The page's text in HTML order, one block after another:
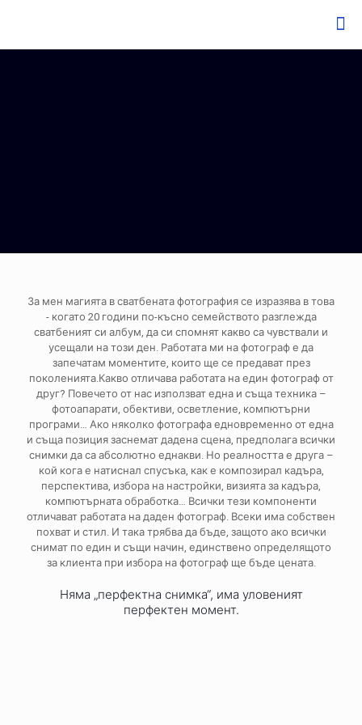
За мен магията в сватбената фотография се изразява в това
- когато 20 години по-късно семейството разглежда
сватбеният си албум, да си спомнят какво са чувствали и
усещали на този ден. Работата ми на фотограф е да
запечатам моментите, които ще се предават през
поколенията.Какво отличава работата на един фотограф от
друг? Повечето от нас използват една и съща техника –
фотоапарати, обективи, осветление, компютърни програми…
Ако няколко фотографа едновременно от една и съща
позиция заснемат дадена сцена, предполага всички снимки
да са абсолютно еднакви. Но реалността е друга – кой кога е
натиснал спусъка, как е композирал кадъра, перспектива,
избора на настройки, визията за кадъра, компютърната
обработка… Всички тези компоненти отличават работата на
даден фотограф. Всеки има собствен похват и стил. И така
трябва да бъде, защото ако всички снимат по един и същи
начин, единствено определящото за клиента при избора на
фотограф ще бъде цената.
Няма „перфектна снимка“, има уловеният
перфектен момент.